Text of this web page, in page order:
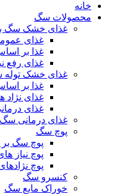
خانه
محصولات سگ
غذای خشک سگ
غذای
غذا بر
غذای رفع
غذای خشک
غذا بر
غذای نژاد
غذای
غذای درمانی سگ
پوچ سگ
پوچ سگ بر
پوچ نیاز
پوچ
کنسرو سگ
خوراک مایع سگ